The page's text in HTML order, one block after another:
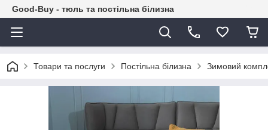
Good-Buy - тюль та постільна білизна
Товари та послуги Постільна білизна Зимовий